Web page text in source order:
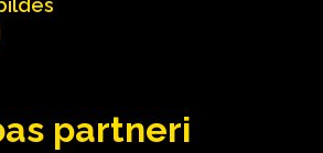
partneri